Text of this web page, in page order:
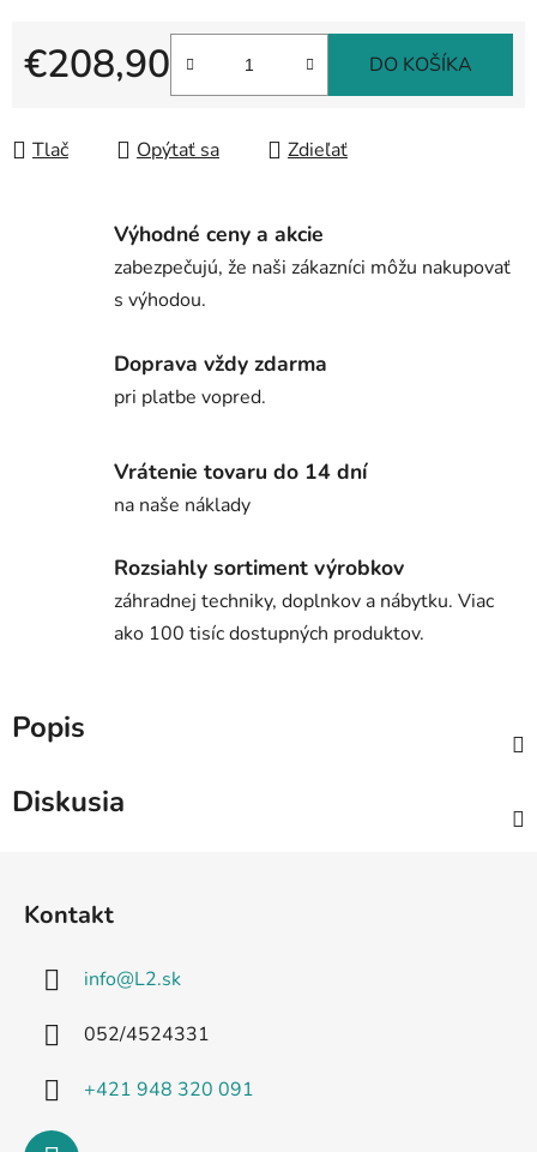
€208,90 DO KOŠÍKA
Tlač Opýtať sa Zdieľať
Výhodné ceny a akcie
zabezpečujú, že naši zákazníci môžu nakupovať
s výhodou.
Doprava vždy zdarma
pri platbe vopred.
Vrátenie tovaru do 14 dní
na naše náklady
Rozsiahly sortiment výrobkov
záhradnej techniky, doplnkov a nábytku. Viac
ako 100 tisíc dostupných produktov.
Popis
Diskusia
Kontakt
info@L2.sk
052/4524331
+421 948 320 091